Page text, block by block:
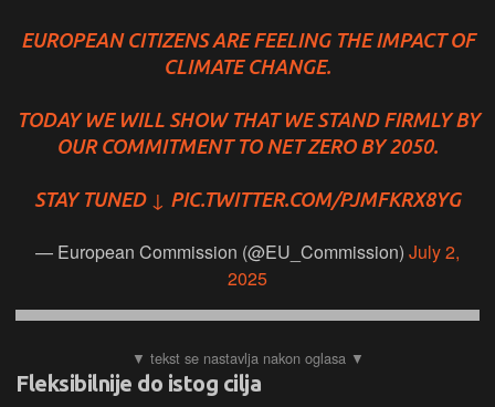
EUROPEAN CITIZENS ARE FEELING THE IMPACT OF
CLIMATE CHANGE.
TODAY WE WILL SHOW THAT WE STAND FIRMLY BY
OUR COMMITMENT TO NET ZERO BY 2050.
STAY TUNED ↓ PIC.TWITTER.COM/PJMFKRX8YG
— European Commission (@EU_Commission) July 2,
2025
Fleksibilnije do istog cilja